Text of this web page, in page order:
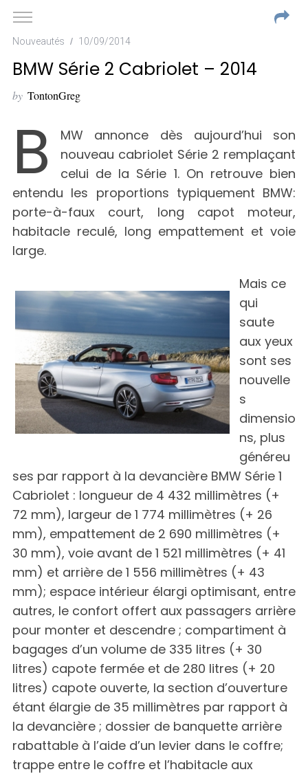
Nouveautés 10/09/2014
BMW Série 2 Cabriolet – 2014
by TontonGreg
B
MW annonce dès aujourd’hui son
nouveau cabriolet Série 2 remplaçant
celui de la Série 1. On retrouve bien
entendu les proportions typiquement BMW:
porte-à-faux court, long capot moteur,
habitacle reculé, long empattement et voie
large.
Mais ce
qui
saute
aux yeux
sont ses
nouvelle
s
dimensio
ns, plus
généreu
ses par rapport à la devancière BMW Série 1
Cabriolet : longueur de 4 432 millimètres (+
72 mm), largeur de 1 774 millimètres (+ 26
mm), empattement de 2 690 millimètres (+
30 mm), voie avant de 1 521 millimètres (+ 41
mm) et arrière de 1 556 millimètres (+ 43
mm); espace intérieur élargi optimisant, entre
autres, le confort offert aux passagers arrière
pour monter et descendre ; compartiment à
bagages d’un volume de 335 litres (+ 30
litres) capote fermée et de 280 litres (+ 20
litres) capote ouverte, la section d’ouverture
étant élargie de 35 millimètres par rapport à
la devancière ; dossier de banquette arrière
rabattable à l’aide d’un levier dans le coffre;
trappe entre le coffre et l’habitacle aux